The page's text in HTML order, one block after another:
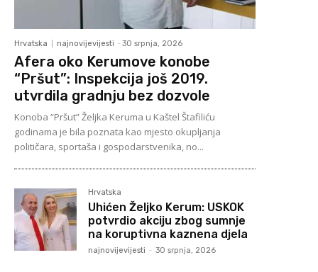
Hrvatska najnovijevijesti - 30 srpnja, 2026
Afera oko Kerumove konobe
“Pršut”: Inspekcija još 2019.
utvrdila gradnju bez dozvole
Konoba “Pršut” Željka Keruma u Kaštel Štafiliću
godinama je bila poznata kao mjesto okupljanja
političara, sportaša i gospodarstvenika, no...
Hrvatska
Uhićen Željko Kerum: USKOK
potvrdio akciju zbog sumnje
na koruptivna kaznena djela
najnovijevijesti - 30 srpnja, 2026